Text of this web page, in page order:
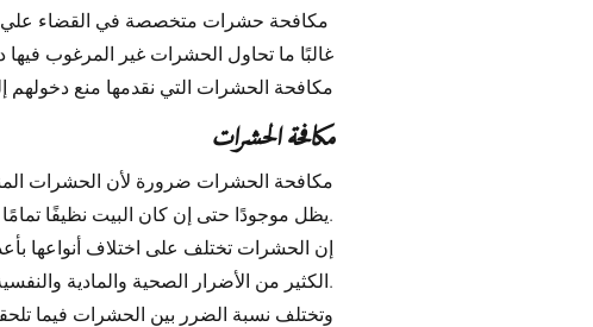
غالبًا ما تحاول الحشرات غير المرغوب
مكافحة الحشرات التي نقدمها منع دخولهم
مكافحة الحشرات
مكافحة الحشرات ضرورة لأن الحشرات
يظل موجودًا حتى إن كان البيت نظيفًا تمامًا.
إن الحشرات تختلف على اختلاف أنواعها
الكثير من الأضرار الصحية والمادية والنفسية لذا نبحث دائما عن حلول مكافحة حشرات لحل هذه المشكلة.
وتختلف نسبة الضرر بين الحشرات فيما